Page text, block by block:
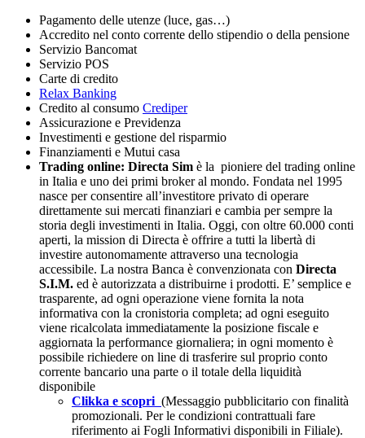
Pagamento delle utenze (luce, gas…)
Accredito nel conto corrente dello stipendio o della pensione
Servizio Bancomat
Servizio POS
Carte di credito
Relax Banking
Credito al consumo Crediper
Assicurazione e Previdenza
Investimenti e gestione del risparmio
Finanziamenti e Mutui casa
Trading online: Directa Sim è la pioniere del trading online
in Italia e uno dei primi broker al mondo. Fondata nel 1995
nasce per consentire all’investitore privato di operare
direttamente sui mercati finanziari e cambia per sempre la
storia degli investimenti in Italia. Oggi, con oltre 60.000 conti
aperti, la mission di Directa è offrire a tutti la libertà di
investire autonomamente attraverso una tecnologia
accessibile. La nostra Banca è convenzionata con Directa
S.I.M. ed è autorizzata a distribuirne i prodotti. E’ semplice e
trasparente, ad ogni operazione viene fornita la nota
informativa con la cronistoria completa; ad ogni eseguito
viene ricalcolata immediatamente la posizione fiscale e
aggiornata la performance giornaliera; in ogni momento è
possibile richiedere on line di trasferire sul proprio conto
corrente bancario una parte o il totale della liquidità
disponibile
Clikka e scopri (Messaggio pubblicitario con finalità
promozionali. Per le condizioni contrattuali fare
riferimento ai Fogli Informativi disponibili in Filiale).